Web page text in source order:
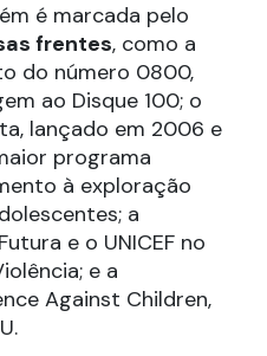
é marcada pelo
frentes, como a
do número 0800,
ao Disque 100; o
lançado em 2006 e
programa
à exploração
a
e o UNICEF no
e a
Against Children,